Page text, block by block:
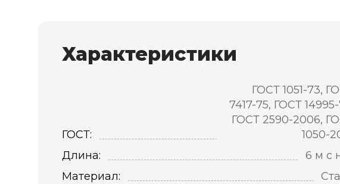
Характеристики
ГОСТ:
ГОСТ 1051-73,
7417-75, ГОСТ
ГОСТ 2590-2006,
1050-
Длина:
6 м с
Материал: